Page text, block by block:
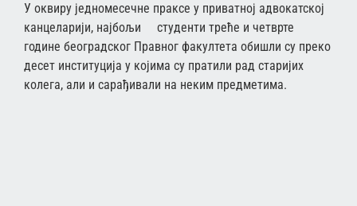
У оквиру једномесечне праксе у приватној адвокатској
канцеларији, најбољи студенти треће и четврте
године београдског Правног факултета обишли су преко
десет институција у којима су пратили рад старијих
колега, али и сарађивали на неким предметима.